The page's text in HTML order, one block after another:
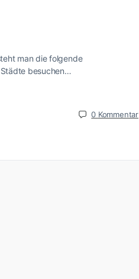
man die folgende
besuchen…
0 Kommentar